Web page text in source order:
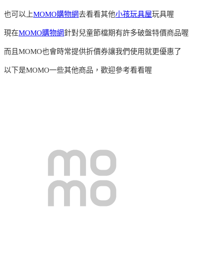
也可以上MOMO購物網去看看其他小孩玩具屋玩具喔
現在MOMO購物網針對兒童節檔期有許多破盤特價商品喔
而且MOMO也會時常提供折價券讓我們使用就更優惠了
以下是MOMO一些其他商品，歡迎參考看看喔